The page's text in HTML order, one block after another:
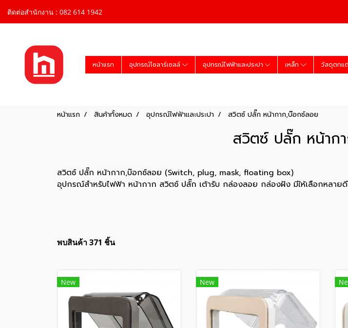
ติดต่อสำนักงาน : 082 614 1942
หน้าแรก อุปกรณ์โซลาร์เซลล์ อุปกรณ์ไฟฟ้าและประปา เหล็ก วัสดุตกแ
หน้าแรก สินค้าทั้งหมด อุปกรณ์ไฟฟ้าและประปา สวิตซ์ ปลั๊ก หน้ากาก,บ๊อกซ์ลอย
สวิตซ์ ปลั๊ก หน้าก
สวิตซ์ ปลั๊ก หน้ากาก,บ๊อกซ์ลอย (Switch, plug, mask, floating box)
อุปกรณ์สำหรับไฟฟ้า หน้ากาก สวิตช์ ปลั๊ก เต้ารับ กล่องลอย กล่องฝัง มีให้เลือกหลาย
พบสินค้า 371 ชิ้น
New New